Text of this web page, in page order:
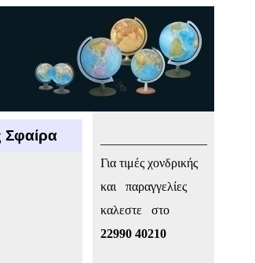
Σφαίρα
Για τιμές χονδρικής
και παραγγελίες
καλεστε στο
22990 40210